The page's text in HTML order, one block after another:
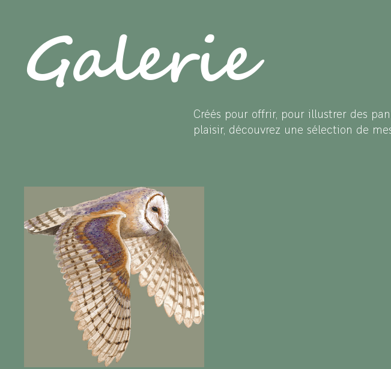
Galerie
Créés pour offrir, pour illustrer des
plaisir, découvrez une sélection de